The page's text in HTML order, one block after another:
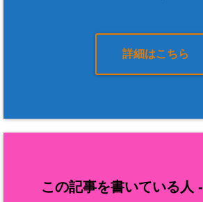
詳細はこちら
この記事を書いている人 -